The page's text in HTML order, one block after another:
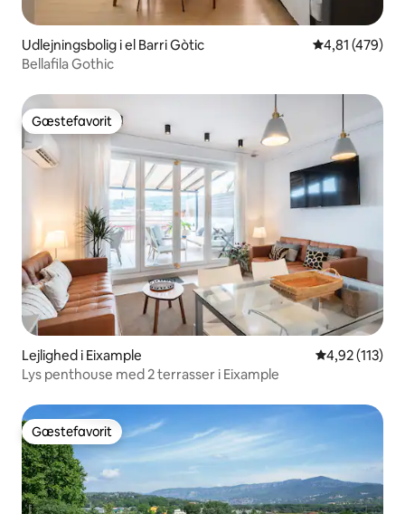
Udlejningsbolig i el Barri Gòtic 4,81 ud af 5 i
4,81 (479)
Bellafila Gothic
Gæstefavorit
Gæstefavorit
Lejlighed i Eixample 4,92 ud af 5 i
4,92 (113)
Lys penthouse med 2 terrasser i Eixample
Gæstefavorit
Gæstefavorit